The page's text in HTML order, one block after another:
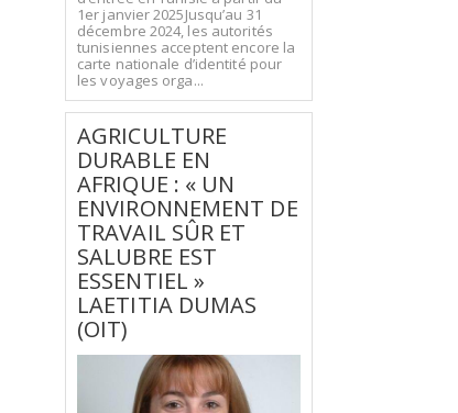
1er janvier 2025Jusqu’au 31
décembre 2024, les autorités
tunisiennes acceptent encore la
carte nationale d’identité pour
les voyages orga...
AGRICULTURE
DURABLE EN
AFRIQUE : « UN
ENVIRONNEMENT DE
TRAVAIL SÛR ET
SALUBRE EST
ESSENTIEL »
LAETITIA DUMAS
(OIT)